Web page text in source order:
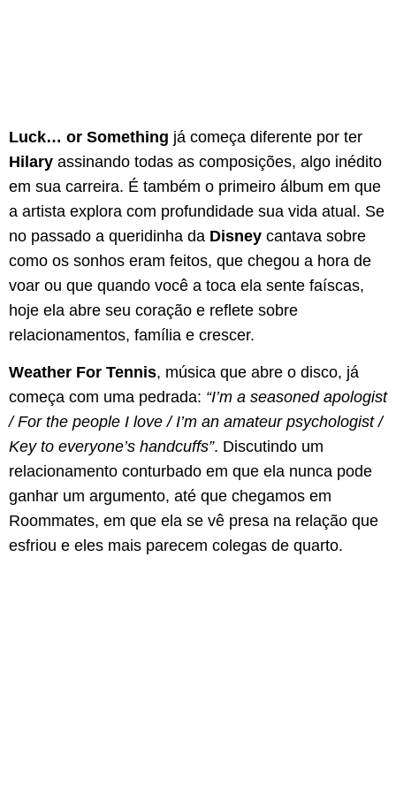
Luck… or Something já começa diferente por ter
Hilary assinando todas as composições, algo inédito
em sua carreira. É também o primeiro álbum em que
a artista explora com profundidade sua vida atual. Se
no passado a queridinha da Disney cantava sobre
como os sonhos eram feitos, que chegou a hora de
voar ou que quando você a toca ela sente faíscas,
hoje ela abre seu coração e reflete sobre
relacionamentos, família e crescer.
Weather For Tennis, música que abre o disco, já
começa com uma pedrada: “I’m a seasoned apologist
/ For the people I love / I’m an amateur psychologist /
Key to everyone’s handcuffs”. Discutindo um
relacionamento conturbado em que ela nunca pode
ganhar um argumento, até que chegamos em
Roommates, em que ela se vê presa na relação que
esfriou e eles mais parecem colegas de quarto.